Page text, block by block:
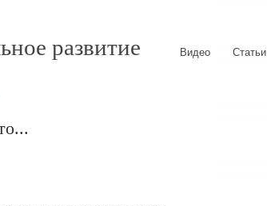
развитие Видео Статьи